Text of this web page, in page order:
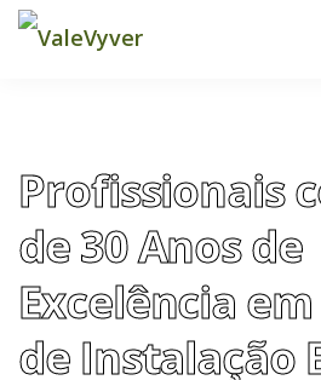
Profissionais
de 30 Anos de
Excelência
de Instalação